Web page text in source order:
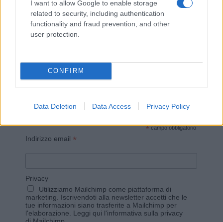
I want to allow Google to enable storage
related to security, including authentication
functionality and fraud prevention, and other
user protection.
CONFIRM
Data Deletion Data Access Privacy Policy
Invia un Comunicato Stampa|Pubblicità
Vuoi rimanere sempre aggiornato?
Iscriviti alla newsletter di Gallura Oggi e ricevi le nostre
email periodiche contenenti le ultime notizie pubblicate
*campo obbligatorio
Indirizzo email *
Privacy
Utilizziamo Mailchimp come piattaforma di
marketing. Iscrivendoti alla newsletter accetti che le
tue informazioni siano trasferite a Mailchimp per
l'elaborazione. Leggi qui l'informativa sulla privacy